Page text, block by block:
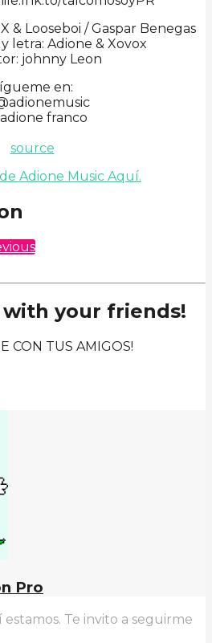
& Looseboi / Gaspar Benegas
letra: Adione & Xovox
johnny Leon
en:
adione franco
source
Adione Music Aquí.
with your friends!
CON TUS AMIGOS!
Pro
Te invito a seguirme